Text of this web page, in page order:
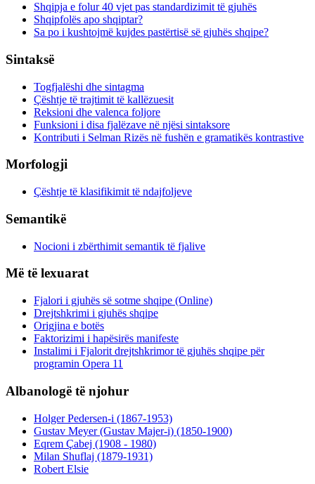
Shqipja e folur 40 vjet pas standardizimit të gjuhës
Shqipfolës apo shqiptar?
Sa po i kushtojmë kujdes pastërtisë së gjuhës shqipe?
Sintaksë
Togfjalëshi dhe sintagma
Çështje të trajtimit të kallëzuesit
Reksioni dhe valenca foljore
Funksioni i disa fjalëzave në njësi sintaksore
Kontributi i Selman Rizës në fushën e gramatikës kontrastive
Morfologji
Çështje të klasifikimit të ndajfoljeve
Semantikë
Nocioni i zbërthimit semantik të fjalive
Më të lexuarat
Fjalori i gjuhës së sotme shqipe (Online)
Drejtshkrimi i gjuhës shqipe
Origjina e botës
Faktorizimi i hapësirës manifeste
Instalimi i Fjalorit drejtshkrimor të gjuhës shqipe për
programin Opera 11
Albanologë të njohur
Holger Pedersen-i (1867-1953)
Gustav Meyer (Gustav Majer-i) (1850-1900)
Eqrem Çabej (1908 - 1980)
Milan Shuflaj (1879-1931)
Robert Elsie